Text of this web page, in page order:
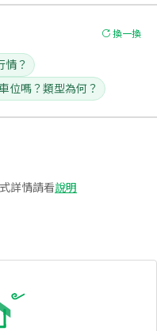
換一換
情？
位嗎？類型為何？
詳情請看說明